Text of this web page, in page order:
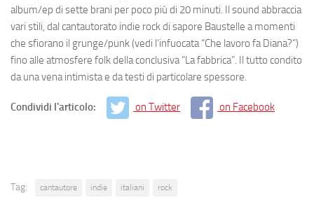
album/ep di sette brani per poco più di 20 minuti. Il sound abbraccia
vari stili, dal cantautorato indie rock di sapore Baustelle a momenti
che sfiorano il grunge/punk (vedi l’infuocata “Che lavoro fa Diana?”)
fino alle atmosfere folk della conclusiva “La fabbrica”. Il tutto condito
da una vena intimista e da testi di particolare spessore.
Condividi l'articolo: on Twitter on Facebook
Tag: cantautore indie italiani rock